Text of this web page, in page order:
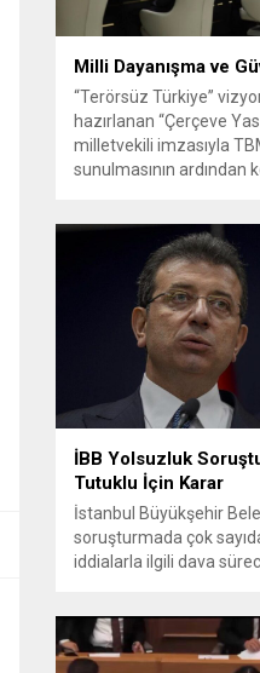
Milli Dayanışma ve
“Terörsüz Türkiye”
hazırlanan “Çerçeve
milletvekili imzasıyla
sunulmasının ardından
maddelik bildiri, ülke
gelişmelere dair
içermektedir. Yaklaşık 2
süren oturumun sonuç
mücadele, bölgesel
İBB Yolsuzluk
Tutuklu İçin Karar
İstanbul Büyükşehir
soruşturmada çok
iddialarla ilgili dava
değerlendirdi. İnceleme
aralarında Ekrem